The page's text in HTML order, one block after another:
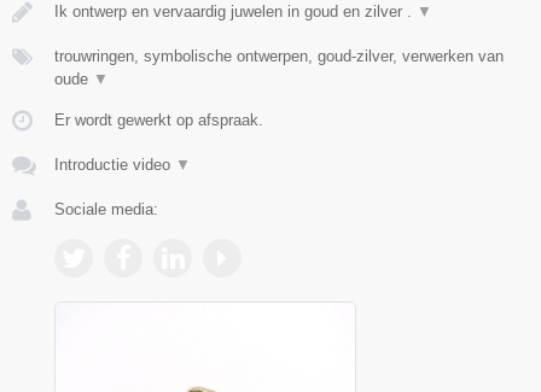
Ik ontwerp en vervaardig juwelen in goud en zilver . ▼
trouwringen, symbolische ontwerpen, goud-zilver, verwerken van
oude ▼
Er wordt gewerkt op afspraak.
Introductie video ▼
Sociale media: